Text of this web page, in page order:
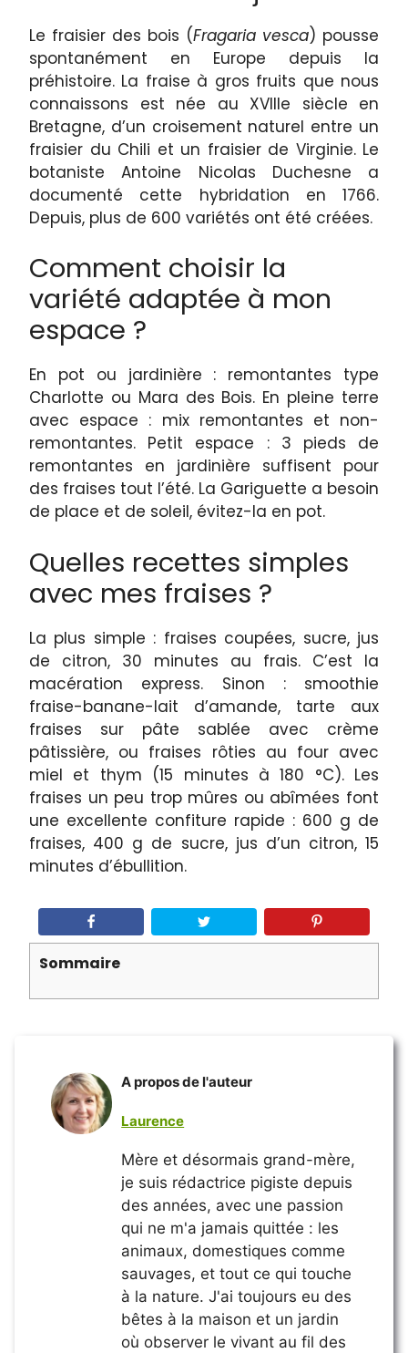
Le fraisier des bois (Fragaria vesca) pousse
spontanément en Europe depuis la
préhistoire. La fraise à gros fruits que nous
connaissons est née au XVIIIe siècle en
Bretagne, d’un croisement naturel entre un
fraisier du Chili et un fraisier de Virginie. Le
botaniste Antoine Nicolas Duchesne a
documenté cette hybridation en 1766.
Depuis, plus de 600 variétés ont été créées.
Comment choisir la
variété adaptée à mon
espace ?
En pot ou jardinière : remontantes type
Charlotte ou Mara des Bois. En pleine terre
avec espace : mix remontantes et non-
remontantes. Petit espace : 3 pieds de
remontantes en jardinière suffisent pour
des fraises tout l’été. La Gariguette a besoin
de place et de soleil, évitez-la en pot.
Quelles recettes simples
avec mes fraises ?
La plus simple : fraises coupées, sucre, jus
de citron, 30 minutes au frais. C’est la
macération express. Sinon : smoothie
fraise-banane-lait d’amande, tarte aux
fraises sur pâte sablée avec crème
pâtissière, ou fraises rôties au four avec
miel et thym (15 minutes à 180 °C). Les
fraises un peu trop mûres ou abîmées font
une excellente confiture rapide : 600 g de
fraises, 400 g de sucre, jus d’un citron, 15
minutes d’ébullition.
Sommaire
A propos de l'auteur
Laurence
Mère et désormais grand-mère,
je suis rédactrice pigiste depuis
des années, avec une passion
qui ne m'a jamais quittée : les
animaux, domestiques comme
sauvages, et tout ce qui touche
à la nature. J'ai toujours eu des
bêtes à la maison et un jardin
où observer le vivant au fil des